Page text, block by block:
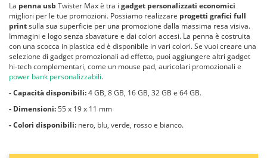
La penna usb Twister Max è tra i gadget personalizzati economici
migliori per le tue promozioni. Possiamo realizzare progetti grafici full
printsulla sua superficie per una promozione dalla massima resa visiva.
Immagini e logo senza sbavature e dai colori accesi. La penna è costruita
con una scocca in plastica ed è disponibile in vari colori. Se vuoi creare una
selezione di gadget promozionali ad effetto, puoi aggiungere altri gadget
hi-tech complementari, come un mouse pad, auricolari promozionali e
power bank personalizzabili.
- Capacità disponibili:4 GB, 8 GB, 16 GB, 32 GB e 64 GB.
- Dimensioni:55 x 19 x 11 mm
- Colori disponibili: nero, blu, verde, rosso e bianco.